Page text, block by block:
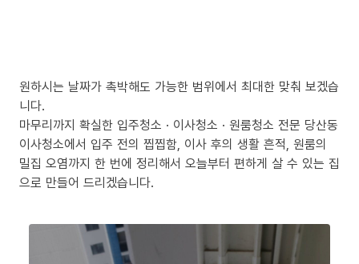
원하시는 날짜가 촉박해도 가능한 범위에서 최대한 맞춰 보겠습
니다.
마무리까지 확실한 입주청소 · 이사청소 · 원룸청소 전문 당산동
이사청소에서 입주 전의 찝찝함, 이사 후의 생활 흔적, 원룸의
밀집 오염까지 한 번에 정리해서 오늘부터 편하게 살 수 있는 집
으로 만들어 드리겠습니다.